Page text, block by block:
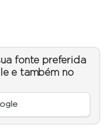
fonte preferida
e também no